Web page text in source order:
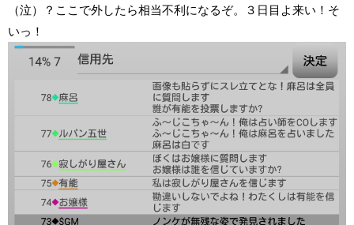
（泣）？ここで外したら相当不利になるぞ。３日目よ来い！そ
いっ！